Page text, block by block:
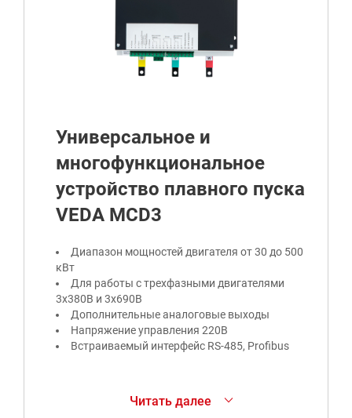
Универсальное и
многофункциональное
устройство плавного пуска
VEDA MCD3
Диапазон мощностей двигателя от 30 до 500
кВт
Для работы с трехфазными двигателями
3х380В и 3х690В
Дополнительные аналоговые выходы
Напряжение управления 220В
Встраиваемый интерфейс RS-485, Profibus
для плавного пуска, разгона и остановки
Читать далее